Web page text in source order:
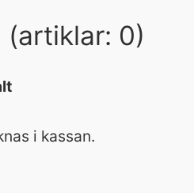
(artiklar: 0)
i kassan.